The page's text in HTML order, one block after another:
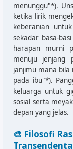
menunggu"*).
ketika lirik
keberanian
sekadar basa-
harapan murni
menuju jenjang
janjimu mana
pada ibu"*).
keluarga untuk
sosial serta
depan yang jelas.
🎨 Filosofi